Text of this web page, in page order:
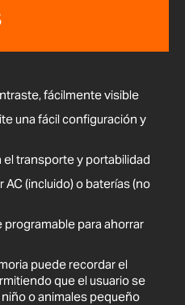
fácilmente visible
una fácil configuración y
transporte y portabilidad
(incluido) o baterías (no
programable para ahorrar
puede recordar el
que el usuario se
o animales pequeño